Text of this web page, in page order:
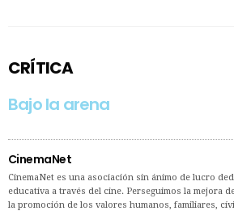
CRÍTICA
Bajo la arena
CinemaNet
CinemaNet es una asociación sin ánimo de lucro
educativa a través del cine. Perseguimos la mejora
la promoción de los valores humanos, familiares,